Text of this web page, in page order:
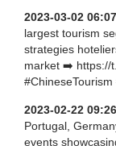
2023-03-02
largest tourism
strategies
market ➡️ https://
2023-02-22
Portugal,
events